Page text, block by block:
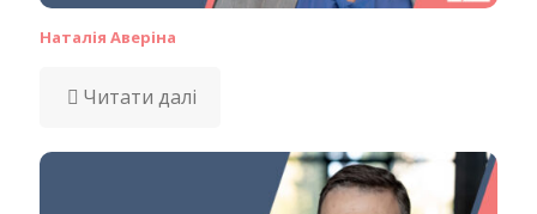
Наталія Аверіна
Читати далі